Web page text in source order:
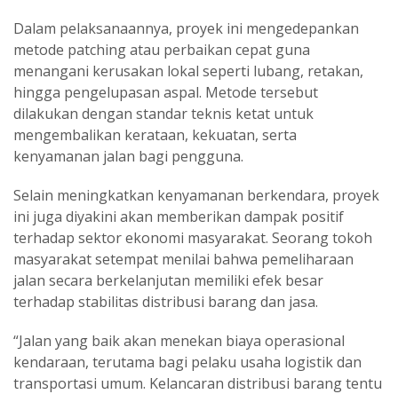
Dalam pelaksanaannya, proyek ini mengedepankan
metode patching atau perbaikan cepat guna
menangani kerusakan lokal seperti lubang, retakan,
hingga pengelupasan aspal. Metode tersebut
dilakukan dengan standar teknis ketat untuk
mengembalikan kerataan, kekuatan, serta
kenyamanan jalan bagi pengguna.
Selain meningkatkan kenyamanan berkendara, proyek
ini juga diyakini akan memberikan dampak positif
terhadap sektor ekonomi masyarakat. Seorang tokoh
masyarakat setempat menilai bahwa pemeliharaan
jalan secara berkelanjutan memiliki efek besar
terhadap stabilitas distribusi barang dan jasa.
“Jalan yang baik akan menekan biaya operasional
kendaraan, terutama bagi pelaku usaha logistik dan
transportasi umum. Kelancaran distribusi barang tentu